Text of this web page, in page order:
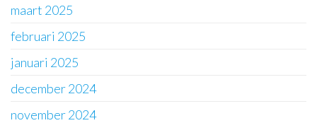
maart 2025
februari 2025
januari 2025
december 2024
november 2024